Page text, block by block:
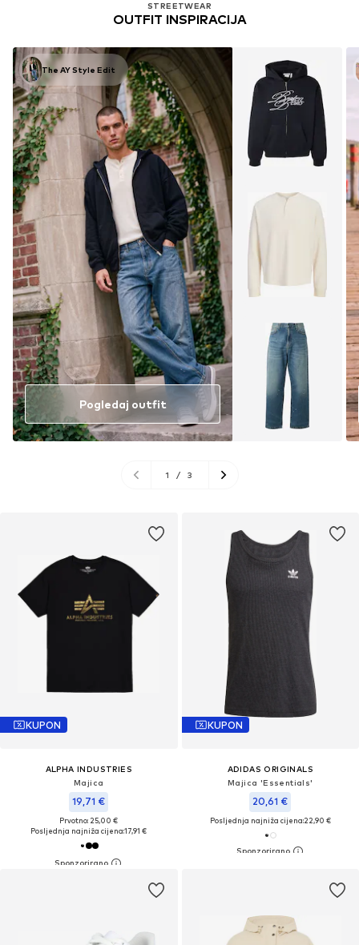
STREETWEAR
OUTFIT INSPIRACIJA
The AY Style Edit
Pogledaj outfit
1 / 3
KUPON
ALPHA INDUSTRIES
Majica
19,71 €
Prvotno: 25,00 €
Posljednja najniža cijena:17,91 €
KUPON
ADIDAS ORIGINALS
Majica 'Essentials'
20,61 €
Posljednja najniža cijena:22,90 €